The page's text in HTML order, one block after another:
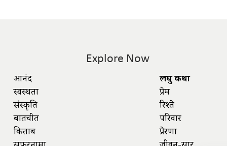
Explore Now
आनंद
स्वस्थता
संस्कृति
बातचीत
किताबें
लघु कथा
प्रेम
रिश्ते
परिवार
प्रेरणा